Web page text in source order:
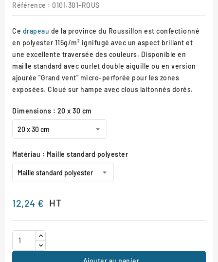
Référence : 0101.301-ROUS
Ce drapeau de la province du Roussillon est confectionné
en polyester 115g/m² ignifugé avec un aspect brillant et
une excellente traversée des couleurs. Disponible en
maille standard avec ourlet double aiguille ou en version
ajourée "Grand vent" micro-perforée pour les zones
exposées. Cloué sur hampe avec clous laitonnés dorés.
Dimensions : 20 x 30 cm
Matériau : Maille standard polyester
12,24 € HT